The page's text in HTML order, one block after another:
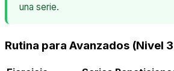
una serie.
Rutina para Avanzados (Nivel